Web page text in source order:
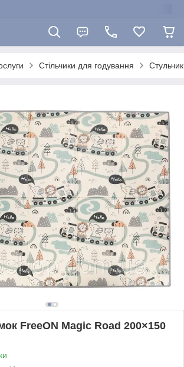
Стільчики для годування
FreeON Magic Road 200×150